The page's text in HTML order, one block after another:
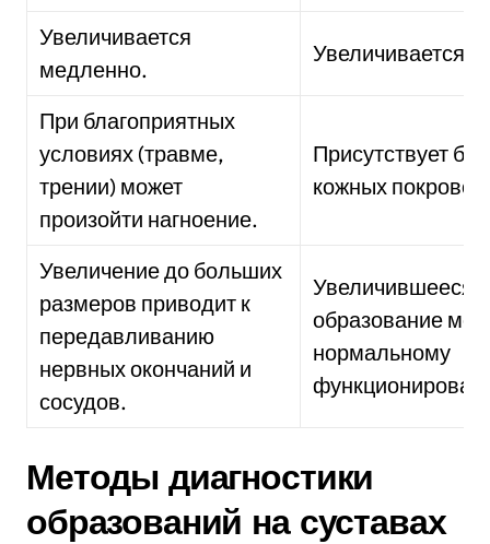
Увеличивается
медленно.
Увеличивается
При благоприятных
условиях (травме,
трении) может
произойти нагноение.
Присутствует
кожных
Увеличение до больших
размеров приводит к
передавливанию
нервных окончаний и
сосудов.
Увеличившееся
образование
нормальному
Методы диагностики
образований на суставах